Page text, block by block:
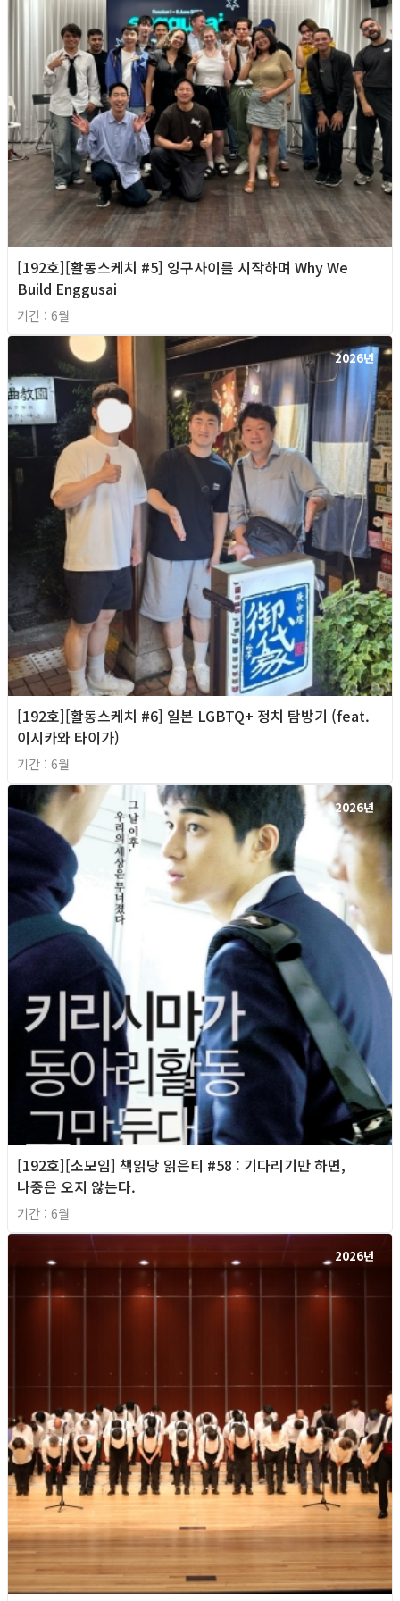
[192호][활동스케치 #5] 잉구사이를 시작하며 Why We
Build Enggusai
기간 : 6월
2026년
[192호][활동스케치 #6] 일본 LGBTQ+ 정치 탐방기 (feat.
이시카와 타이가)
기간 : 6월
2026년
[192호][소모임] 책읽당 읽은티 #58 : 기다리기만 하면,
나중은 오지 않는다.
기간 : 6월
2026년